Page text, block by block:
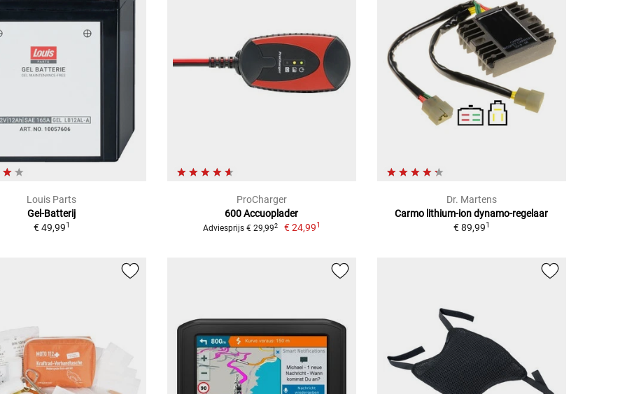
Louis Parts
Gel-Batterij
€ 49,991
ProCharger
600 Accuoplader
Adviesprijs € 29,992 € 24,991
Dr. Martens
Carmo lithium-ion dynamo-regelaar
€ 89,991